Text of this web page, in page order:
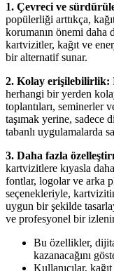
1. Çevreci ve
popülerliği arttıkça,
korumanın önemi
kartvizitler, kağıt ve
bir alternatif sunar.
2. Kolay erişilebilirlik:
herhangi bir yerden
toplantıları, seminerler
taşımak yerine,
tabanlı uygulamalarda
3. Daha fazla
kartvizitlere kıyasla
fontlar, logolar ve arka
seçenekleriyle,
uygun bir şekilde
ve profesyonel bir
Bu özellikler,
kazanacağını
Kullanıcılar,